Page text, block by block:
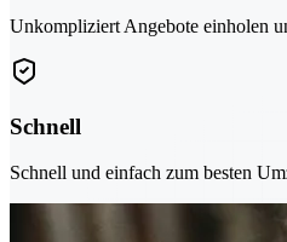
Unkompliziert Angebote einholen
Schnell
Schnell und einfach zum besten